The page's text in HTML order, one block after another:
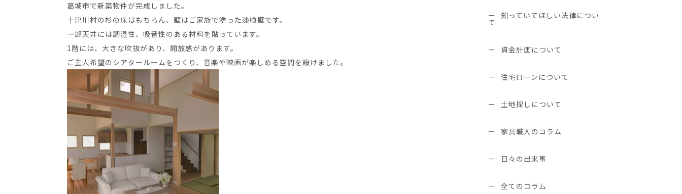
葛城市で新築物件が完成しました。
十津川村の杉の床はもちろん、壁はご家族で塗った漆喰壁です。
一部天井には調湿性、吸音性のある材料を貼っています。
1階には、大きな吹抜があり、開放感があります。
ご主人希望のシアタールームをつくり、音楽や映画が楽しめる空間を設けました。
知っていてほしい法律につい
て
資金計画について
住宅ローンについて
土地探しについて
家具職人のコラム
日々の出来事
全てのコラム